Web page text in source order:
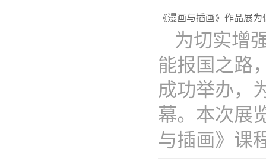
《漫画与插画》作品展
为切实增
能报国之路
成功举办，
幕。本次展
与插画》课